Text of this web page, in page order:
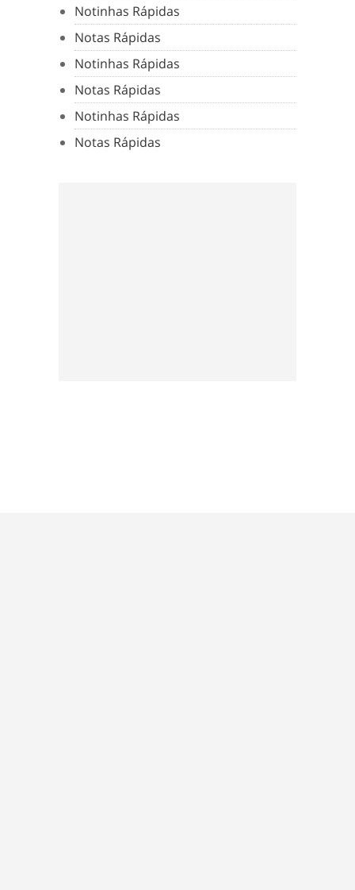
Notinhas Rápidas
Notas Rápidas
Notinhas Rápidas
Notas Rápidas
Notinhas Rápidas
Notas Rápidas